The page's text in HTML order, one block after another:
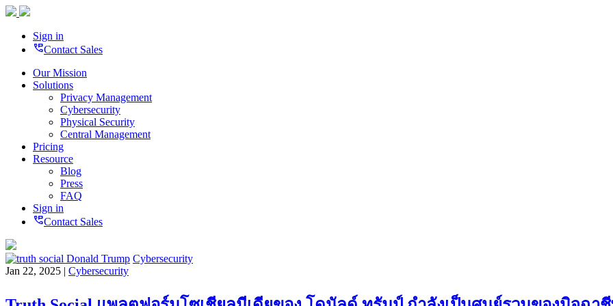
Sign in
perm_phone_msgContact Sales
Our Mission
Solutions
Privacy Management
Cybersecurity
Physical Security
Central Management
Pricing
Resource
Blog
Press
FAQ
Sign in
perm_phone_msgContact Sales
Cybersecurity
Jan 22, 2025 | Cybersecurity